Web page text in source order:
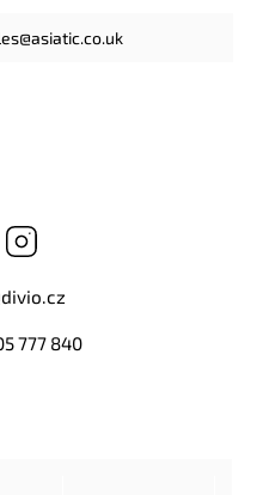
divio.cz
777 840